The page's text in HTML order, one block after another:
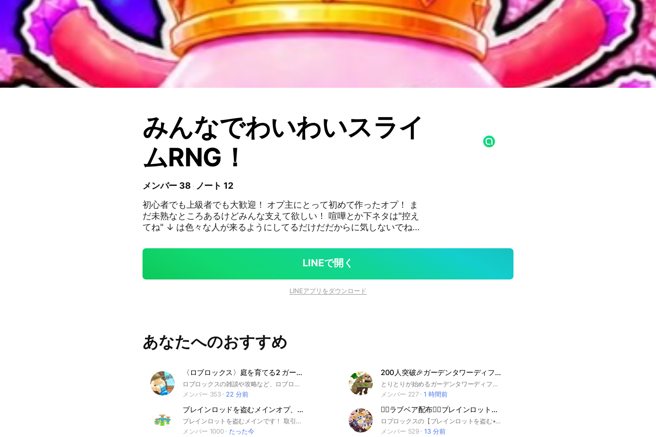
みんなでわいわいスライ
ムRNG！
メンバー 38
ノート 12
初心者でも上級者でも大歓迎！ オプ主にとって初めて作ったオプ！ ま
だ未熟なところあるけどみんな支えて欲しい！ 喧嘩とか下ネタは"控え
てね" ↓ は色々な人が来るようにしてるだけだだからに気しないでね！
トの進化#ラッキーブロックになる#ラッキーブロックを蹴る#ペットシ
ュミレーター99#プラント対ブレインロットLINEで開く
LINEアプリをダウンロード
あなたへのおすすめ
〈ロブロックス〉庭を育てる2 ガーデンを育てる2 庭2
ロブロックスの雑談や攻略など、ロブロックス関連について話しているとこです！！ 管理人だんご 旧動画班タワーディフェンスオプ 旧ガーデンタワーディフェンスオプ 新初心者タワーディフェンス #りりりよ #動画班 #動画班タワーディフェンス #タワーディフェンス #動画班タワーディフェンスX #ブロフル #ブロックスフルーツ #トイタワ #トイレットタワーディフェンス #フナフ #FNTD #スキタワ #スキビティ #ヌーブタワーディフェンス #ヌブタワ#呪術 #ロブロックス #ロブロ #庭 #庭を育てる #庭を成長させる#ブレインロット#ブレインロットを盗む#トイレットタワーディフェンス#ガーデンタワーディフェンス#DIG #掘る #ロブロックス#grow a garden #庭タワ #ガータワ #初心者タワーディフェンス #ヌーブタワーディフェンス
メンバー 353
22 分前
200人突破🎉ガーデンタワーディフェンス とりオプ（サブでスポタワ）
とりとりが始めるガーデンタワーディフェンスのオプチャだよ！
メンバー 227
1 時間前
ブレインロッドを盗むメインオプ、ブレインロットを盗む、初心者大歓迎、まっすー
ブレインロットを盗むメインです！ 取引️⭕️無断宣伝❌詐欺❌クロトレ️⭕️ ブロフルもありだよー 楽しくやろうね ノートは自由に使ってね
メンバー 1000
たった今
❤️‍🔥ラブベア配布❤️‍🔥ブレインロットを盗む🔥
ロブロックスの【ブレインロットを盗む•プラント対ブレーノート】が主なオプです。その他の別ゲーの話も全然ok！クロトレok！ 詐欺❌荒らし❌即抜け❌過度な暴言、煽り❌ 皆で仲良く楽しく話したりゲームしましょー #庭を成長させる#庭を育てる#グロウガーデン#ロブロックス#ブロフル#トイタワ#ペトシュミ#ペットシュミレーター#bloxfruits#魔術師タワーディフェンス#トイレットタワーディフェンス#TTD
メンバー 529
13 分前